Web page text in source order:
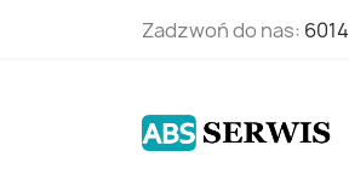
Zadzwoń do nas: